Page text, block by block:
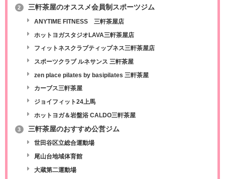
2 三軒茶屋のオススメ会員制スポーツジム
ANYTIME FITNESS 三軒茶屋店
ホットヨガスタジオLAVA三軒茶屋店
フィットネスクラブティップネス三軒茶屋店
スポーツクラブ ルネサンス 三軒茶屋
zen place pilates by basipilates 三軒茶屋
カーブス三軒茶屋
ジョイフィット24上馬
ホットヨガ＆岩盤浴 CALDO三軒茶屋
3 三軒茶屋のおすすめ公営ジム
世田谷区立総合運動場
尾山台地域体育館
大蔵第二運動場